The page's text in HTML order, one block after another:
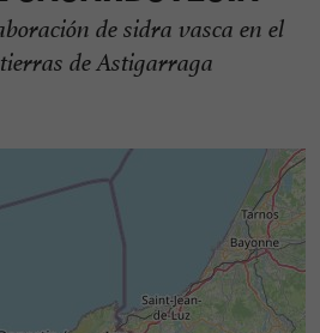
de sidra vasca en el
de Astigarraga